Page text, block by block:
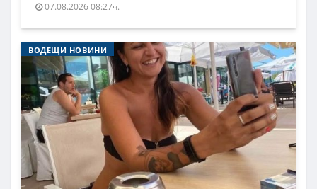
07.08.2026 08:27ч.
ВОДЕЩИ НОВИНИ